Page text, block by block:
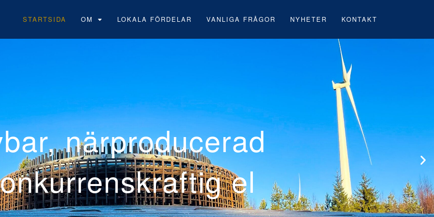
STARTSIDA OM LOKALA FÖRDELAR VANLIGA FRÅGOR NYHETER KONTAKT
Neoens första svenska
vindpark under